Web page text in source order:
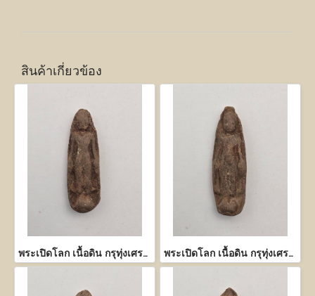
สินค้าเกี่ยวข้อง
พระเปิดโลก เนื้อดิน กรุทุ่งเศรษฐี กำแพงเพชร พระเปิดโลก เนื้อดิน กรุทุ่งเศรษฐี กำแพงเพชร